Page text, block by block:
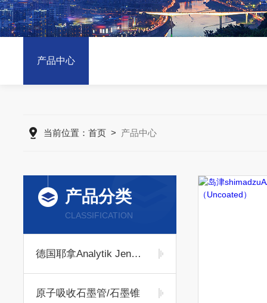
产品中心
当前位置： 首页 > 产品中心
产品分类
CLASSIFICATION
德国耶拿Analytik Jena耗材专区
原子吸收石墨管/石墨锥